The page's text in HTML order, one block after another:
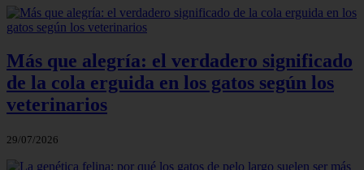
Más que alegría: el verdadero significado
de la cola erguida en los gatos según los
veterinarios
29/07/2026